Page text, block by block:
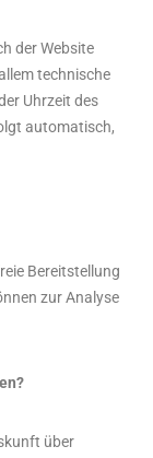
der Website
technische
Uhrzeit des
automatisch,
Bereitstellung
zur Analyse
über